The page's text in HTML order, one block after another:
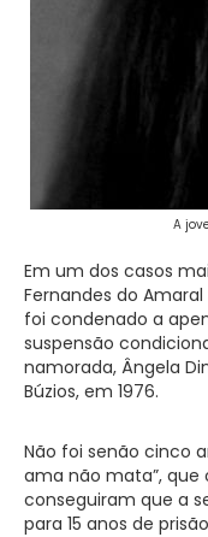
A
Em um dos casos
Fernandes do
foi condenado a
suspensão
namorada, Ângela
Búzios, em 1976.
Não foi senão cinco
ama não mata”,
conseguiram que a
para 15 anos de